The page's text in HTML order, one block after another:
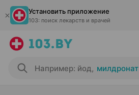
Установить приложение
103: поиск лекарств и врачей
Например: йод, милдронат